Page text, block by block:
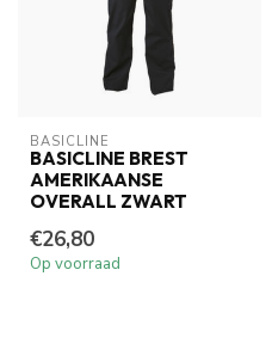
BASICLINE
BASICLINE BREST
AMERIKAANSE
OVERALL ZWART
€26,80
Op voorraad